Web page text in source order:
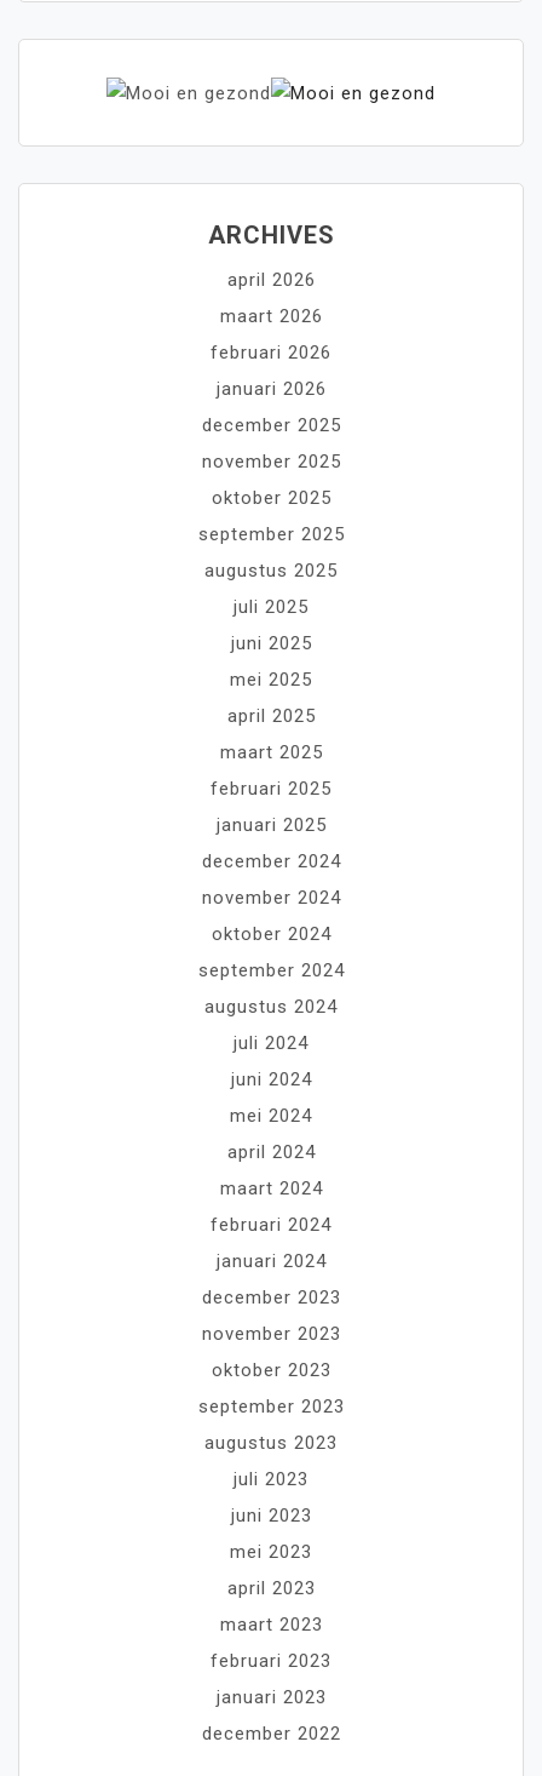
ARCHIVES
april 2026
maart 2026
februari 2026
januari 2026
december 2025
november 2025
oktober 2025
september 2025
augustus 2025
juli 2025
juni 2025
mei 2025
april 2025
maart 2025
februari 2025
januari 2025
december 2024
november 2024
oktober 2024
september 2024
augustus 2024
juli 2024
juni 2024
mei 2024
april 2024
maart 2024
februari 2024
januari 2024
december 2023
november 2023
oktober 2023
september 2023
augustus 2023
juli 2023
juni 2023
mei 2023
april 2023
maart 2023
februari 2023
januari 2023
december 2022